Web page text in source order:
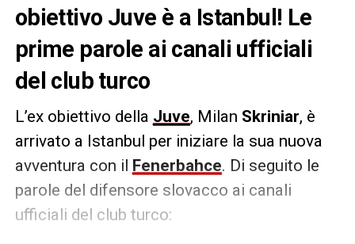
obiettivo Juve è a Istanbul! Le
prime parole ai canali ufficiali
del club turco
L’ex obiettivo della Juve, Milan Skriniar, è
arrivato a Istanbul per iniziare la sua nuova
avventura con il Fenerbahce. Di seguito le
parole del difensore slovacco ai canali
ufficiali del club turco: